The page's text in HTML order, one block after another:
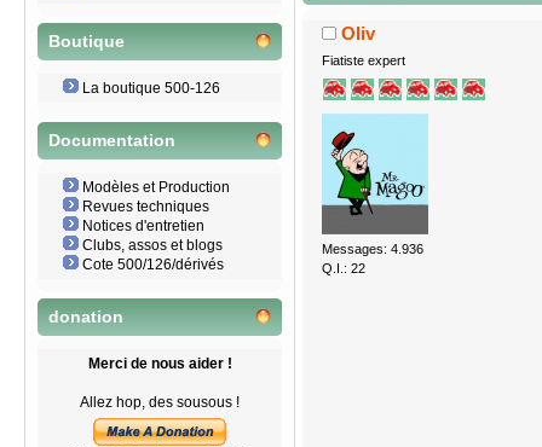
Boutique
La boutique 500-126
Documentation
Modèles et Production
Revues techniques
Notices d'entretien
Clubs, assos et blogs
Cote 500/126/dérivés
donation
Merci de nous aider !
Allez hop, des sousous !
Oliv
Fiatiste expert
Messages: 4.936
Q.I.: 22